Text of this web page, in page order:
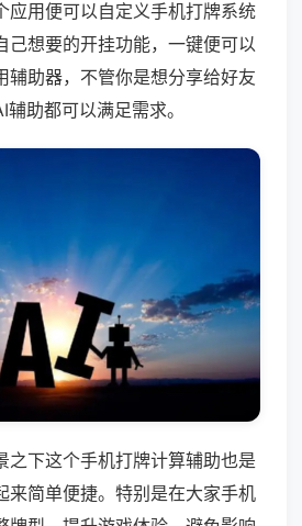
应用便可以自定义手机打牌系统
己想要的开挂功能，一键便可以
辅助器，不管你是想分享给好友
助都可以满足需求。
之下这个手机打牌计算辅助也是
来简单便捷。特别是在大家手机